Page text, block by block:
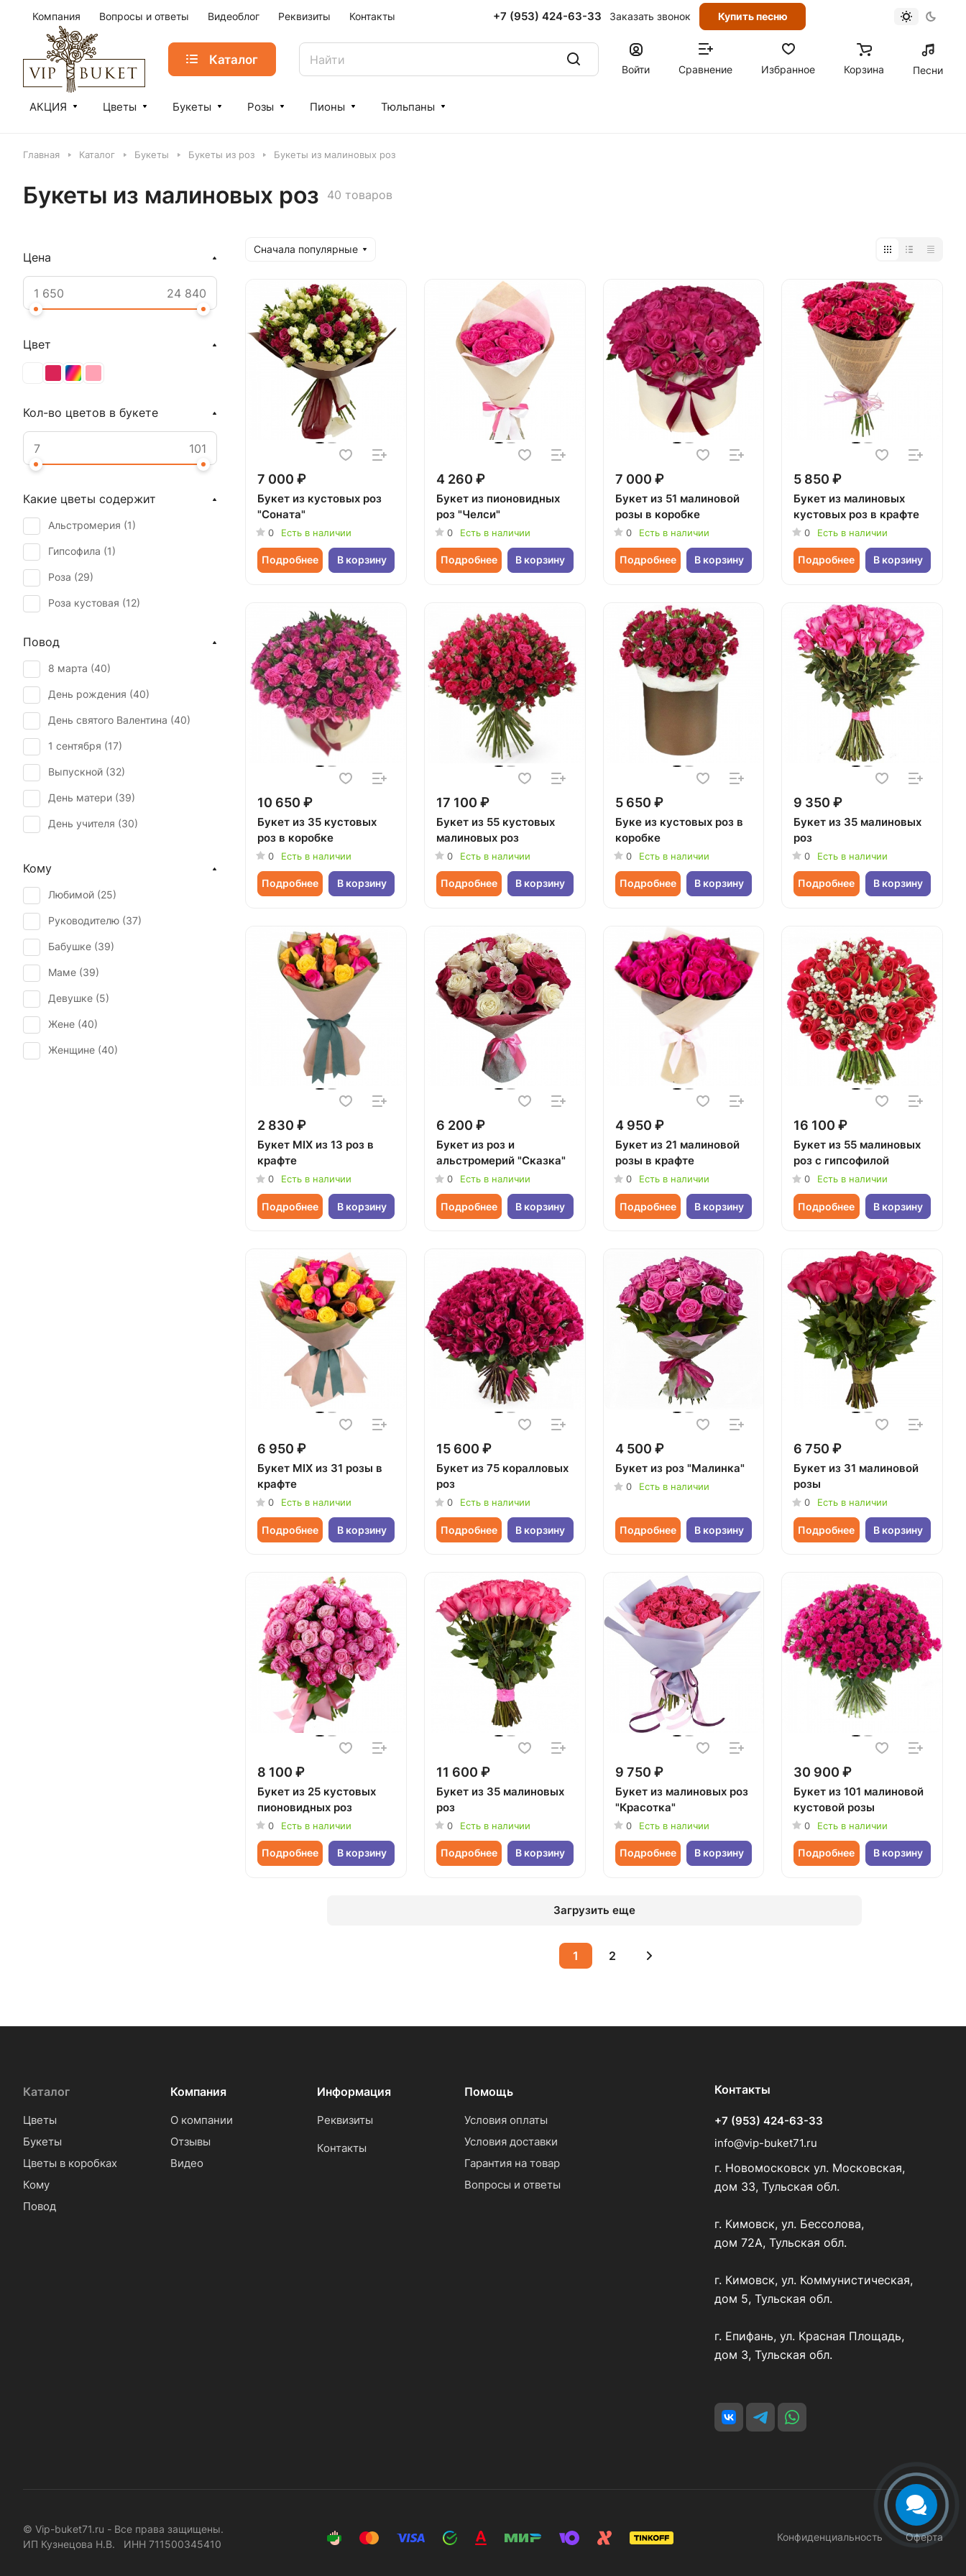
Компания Вопросы и ответы Видеоблог Реквизиты Контакты +7 (953) 424-63-33 Заказать звонок Купить песню
Каталог
Войти Сравнение Избранное Корзина Песни
АКЦИЯ Цветы Букеты Розы Пионы Тюльпаны
Главная Каталог Букеты Букеты из роз Букеты из малиновых роз
Букеты из малиновых роз 40 товаров
Сначала популярные
7 000 ₽
Букет из кустовых роз
"Соната"
0 Есть в наличии
Подробнее В корзину
4 260 ₽
Букет из пионовидных
роз "Челси"
0 Есть в наличии
Подробнее В корзину
7 000 ₽
Букет из 51 малиновой
розы в коробке
0 Есть в наличии
Подробнее В корзину
5 850 ₽
Букет из малиновых
кустовых роз в крафте
0 Есть в наличии
Подробнее В корзину
10 650 ₽
Букет из 35 кустовых
роз в коробке
0 Есть в наличии
Подробнее В корзину
17 100 ₽
Букет из 55 кустовых
малиновых роз
0 Есть в наличии
Подробнее В корзину
5 650 ₽
Буке из кустовых роз в
коробке
0 Есть в наличии
Подробнее В корзину
9 350 ₽
Букет из 35 малиновых
роз
0 Есть в наличии
Подробнее В корзину
2 830 ₽
Букет MIX из 13 роз в
крафте
0 Есть в наличии
Подробнее В корзину
6 200 ₽
Букет из роз и
альстромерий "Сказка"
0 Есть в наличии
Подробнее В корзину
4 950 ₽
Букет из 21 малиновой
розы в крафте
0 Есть в наличии
Подробнее В корзину
16 100 ₽
Букет из 55 малиновых
роз с гипсофилой
0 Есть в наличии
Подробнее В корзину
6 950 ₽
Букет MIX из 31 розы в
крафте
0 Есть в наличии
Подробнее В корзину
15 600 ₽
Букет из 75 коралловых
роз
0 Есть в наличии
Подробнее В корзину
4 500 ₽
Букет из роз "Малинка"
0 Есть в наличии
Подробнее В корзину
6 750 ₽
Букет из 31 малиновой
розы
0 Есть в наличии
Подробнее В корзину
8 100 ₽
Букет из 25 кустовых
пионовидных роз
0 Есть в наличии
Подробнее В корзину
11 600 ₽
Букет из 35 малиновых
роз
0 Есть в наличии
Подробнее В корзину
9 750 ₽
Букет из малиновых роз
"Красотка"
0 Есть в наличии
Подробнее В корзину
30 900 ₽
Букет из 101 малиновой
кустовой розы
0 Есть в наличии
Подробнее В корзину
Загрузить еще
1 2
Цена
Цвет
Кол-во цветов в букете
Какие цветы содержит
Альстромерия (1)
Гипсофила (1)
Роза (29)
Роза кустовая (12)
Повод
8 марта (40)
День рождения (40)
День святого Валентина (40)
1 сентября (17)
Выпускной (32)
День матери (39)
День учителя (30)
Последний звонок (
Рождение ребенка (
Татьянин день (39 )
Юбилей ( 31)
Кому
Любимой (25)
Руководителю (37)
Бабушке (39)
Маме (39)
Девушке (5)
Жене (40)
Женщине (40)
Каталог
Цветы
Букеты
Цветы в коробках
Кому
Повод
Компания
О компании
Отзывы
Видео
Информация
Реквизиты
Контакты
Помощь
Условия оплаты
Условия доставки
Гарантия на товар
Вопросы и ответы
Контакты
+7 (953) 424-63-33
info@vip-buket71.ru
г. Новомосковск ул. Московская,
дом 33, Тульская обл.
г. Кимовск, ул. Бессолова,
дом 72А, Тульская обл.
г. Кимовск, ул. Коммунистическая,
дом 5, Тульская обл.
г. Епифань, ул. Красная Площадь,
дом 3, Тульская обл.
© Vip-buket71.ru - Все права защищены.
ИП Кузнецова Н.В. ИНН 711500345410
Конфиденциальность Оферта